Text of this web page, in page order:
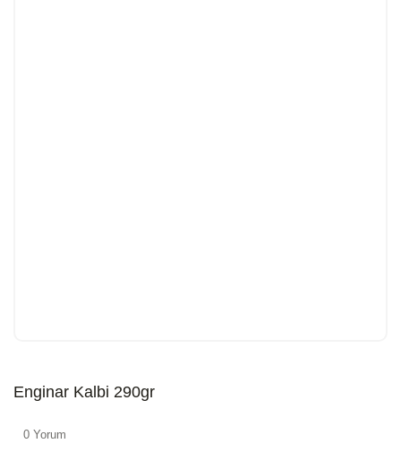
Enginar Kalbi 290gr
0 Yorum